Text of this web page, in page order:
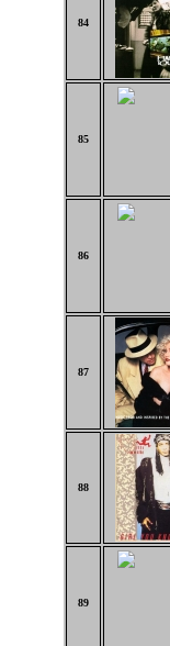
84
85
86
87
88
89